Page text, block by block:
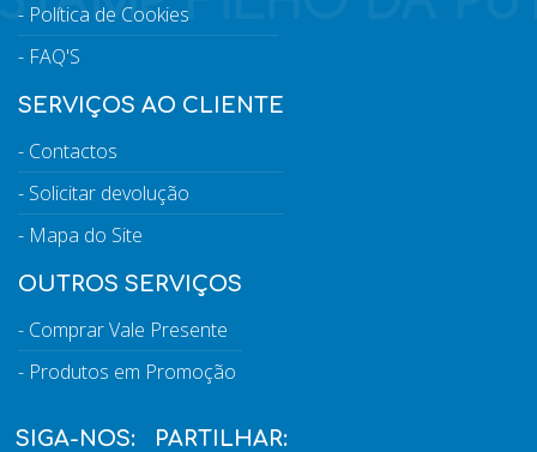
Política de Cookies
FAQ'S
SERVIÇOS AO CLIENTE
Contactos
Solicitar devolução
Mapa do Site
OUTROS SERVIÇOS
Comprar Vale Presente
Produtos em Promoção
SIGA-NOS: PARTILHAR: